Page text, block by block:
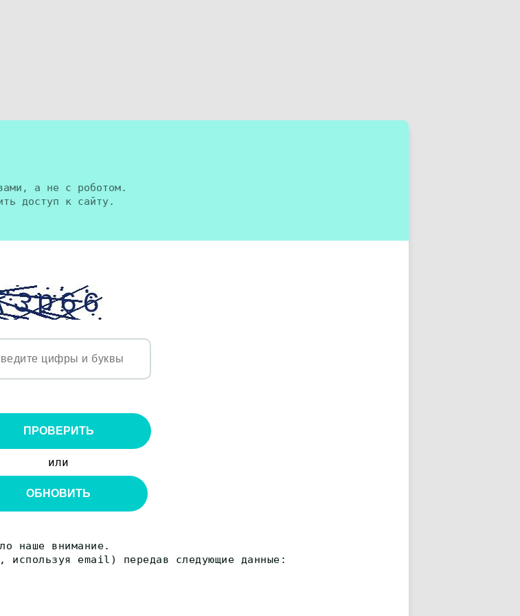
а не с роботом.
доступ к сайту.
ПРОВЕРИТЬ
или
ОБНОВИТЬ
наше внимание.
используя email) передав следующие данные: